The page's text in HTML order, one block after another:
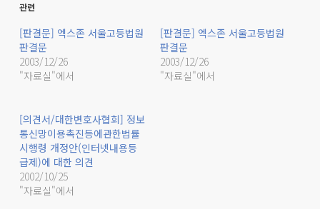
관련
[판결문] 엑스존 서울고등법원
판결문
2003/12/26
"자료실"에서
[판결문] 엑스존 서울고등법원
판결문
2003/12/26
"자료실"에서
[의견서/대한변호사협회] 정보
통신망이용촉진등에관한법률
시행령 개정안(인터넷내용등
급제)에 대한 의견
2002/10/25
"자료실"에서